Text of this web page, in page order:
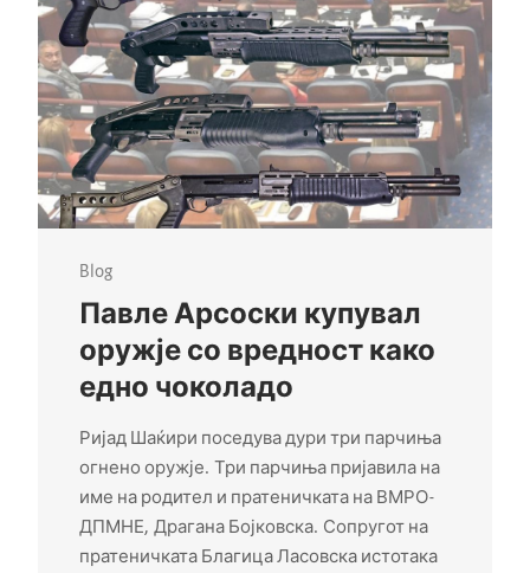
Blog
Павле Арсоски купувал
оружје со вредност како
едно чоколадо
Ријад Шаќири поседува дури три парчиња
огнено оружје. Три парчиња пријавила на
име на родител и пратеничката на ВМРО-
ДПМНЕ, Драгана Бојковска. Сопругот на
пратеничката Благица Ласовска истотака